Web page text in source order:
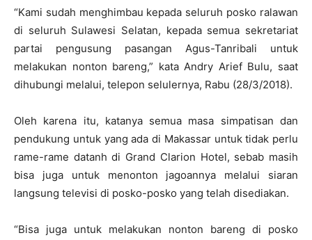
“Kami sudah menghimbau kepada seluruh posko ralawan
di seluruh Sulawesi Selatan, kepada semua sekretariat
partai pengusung pasangan Agus-Tanribali untuk
melakukan nonton bareng,” kata Andry Arief Bulu, saat
dihubungi melalui, telepon selulernya, Rabu (28/3/2018).
Oleh karena itu, katanya semua masa simpatisan dan
pendukung untuk yang ada di Makassar untuk tidak perlu
rame-rame datanh di Grand Clarion Hotel, sebab masih
bisa juga untuk menonton jagoannya melalui siaran
langsung televisi di posko-posko yang telah disediakan.
“Bisa juga untuk melakukan nonton bareng di posko